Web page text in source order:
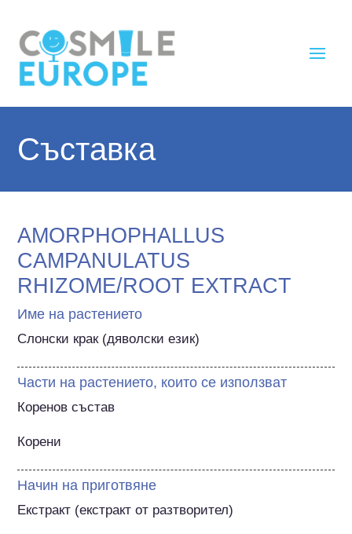
Съставка
AMORPHOPHALLUS
CAMPANULATUS
RHIZOME/ROOT EXTRACT
Име на растението
Слонски крак (дяволски език)
Части на растението, които се използват
Коренов състав
Корени
Начин на приготвяне
Екстракт (екстракт от разтворител)